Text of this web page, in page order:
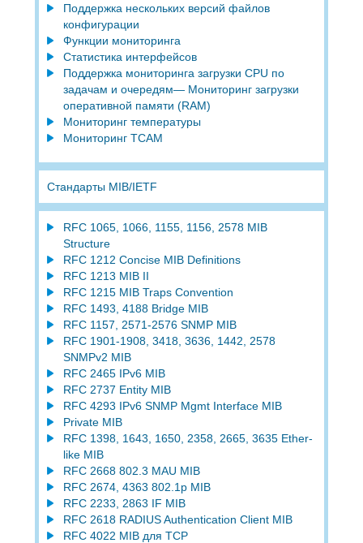
Поддержка нескольких версий файлов
конфигурации
Функции мониторинга
Статистика интерфейсов
Поддержка мониторинга загрузки CPU по
задачам и очередям— Мониторинг загрузки
оперативной памяти (RAM)
Мониторинг температуры
Мониторинг TCAM
Стандарты MIB/IETF
RFC 1065, 1066, 1155, 1156, 2578 MIB
Structure
RFC 1212 Concise MIB Definitions
RFC 1213 MIB II
RFC 1215 MIB Traps Convention
RFC 1493, 4188 Bridge MIB
RFC 1157, 2571-2576 SNMP MIB
RFC 1901-1908, 3418, 3636, 1442, 2578
SNMPv2 MIB
RFC 2465 IPv6 MIB
RFC 2737 Entity MIB
RFC 4293 IPv6 SNMP Mgmt Interface MIB
Private MIB
RFC 1398, 1643, 1650, 2358, 2665, 3635 Ether-
like MIB
RFC 2668 802.3 MAU MIB
RFC 2674, 4363 802.1p MIB
RFC 2233, 2863 IF MIB
RFC 2618 RADIUS Authentication Client MIB
RFC 4022 MIB для TCP